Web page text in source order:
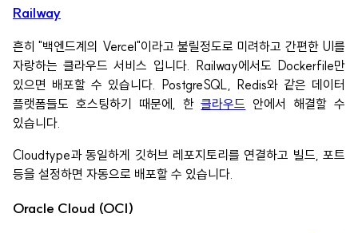
Railway
흔히 "백엔드계의 Vercel"이라고 불릴정도로 미려하고 간편한 UI를
자랑하는 클라우드 서비스 입니다. Railway에서도 Dockerfile만
있으면 배포할 수 있습니다. PostgreSQL, Redis와 같은 데이터
플랫폼들도 호스팅하기 때문에, 한클라우드 안에서 해결할 수
있습니다.
Cloudtype과 동일하게 깃허브 레포지토리를 연결하고 빌드, 포트
등을 설정하면 자동으로 배포할 수 있습니다.
Oracle Cloud (OCI)